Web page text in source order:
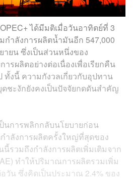
ได้มีมติเมื่อวันอาทิตย์ที่ 3
กำลังการผลิตน้ำมันอีก 547,000
ายน ซึ่งเป็นส่วนหนึ่งของ
รผลิตอย่างต่อเนื่องเพื่อเรียกคืน
ทั้งนี้ ความกังวลเกี่ยวกับอุปทาน
ชะงักยังคงเป็นปัจจัยกดดันสำคัญ
นการพลิกกลับนโยบายก่อน
ำลังการผลิตครั้งใหญ่ที่สุดของ
รวมถึงกำลังการผลิตเพิ่มเติมจาก
ทำให้ปริมาณการผลิตรวมเพิ่ม
วัน ซึ่งคิดเป็นประมาณ 2.4% ของ